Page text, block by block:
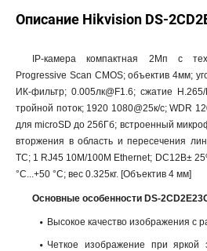
Описание Hikvision DS-
IP-камера компактная 2Мп с
Progressive Scan CMOS; объектив 4мм;
ИК-фильтр; 0.005лк@F1.6; сжатие
тройной поток; 1920 1080@25к/с; WDR
для microSD до 256Гб; встроенный
вторжения в область и пересечения
ТС; 1 RJ45 10M/100M Ethernet; DC12В±
°C...+50 °C; вес 0.325кг. [Объектив 4 мм]
Основные особенности DS-
Высокое качество изображения с
Четкое изображение при яркой